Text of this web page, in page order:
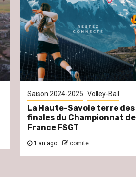
Saison 2024-2025 Volley-Ball
La Haute-Savoie terre des
finales du Championnat de
France FSGT
1 an ago comite